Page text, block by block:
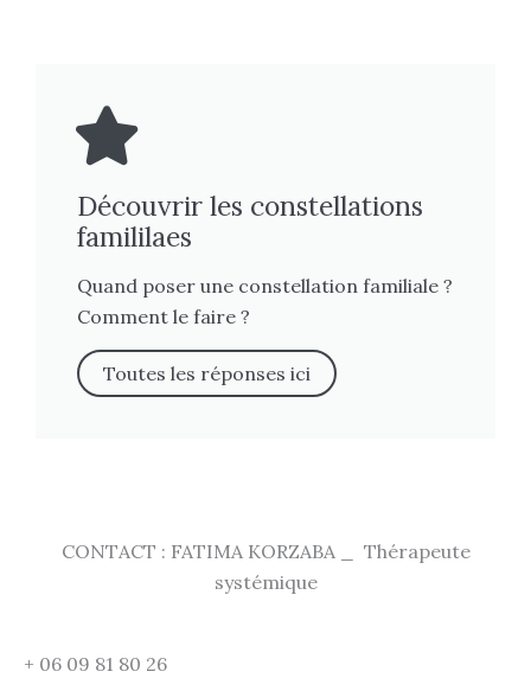
Découvrir les constellations
famililaes
Quand poser une constellation familiale ?
Comment le faire ?
Toutes les réponses ici
CONTACT : FATIMA KORZABA _ Thérapeute
systémique
+ 06 09 81 80 26